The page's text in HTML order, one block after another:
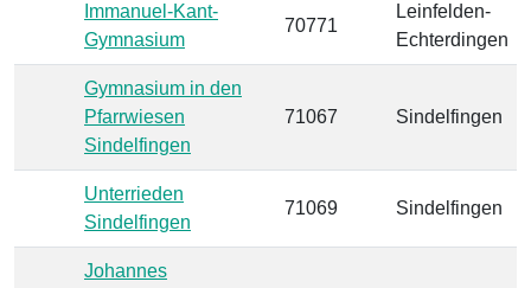
Immanuel-Kant-
Gymnasium
70771
Leinfelden-
Echterdingen
Gymnasium in den
Pfarrwiesen
Sindelfingen
71067 Sindelfingen
Unterrieden
Sindelfingen
71069 Sindelfingen
Johannes